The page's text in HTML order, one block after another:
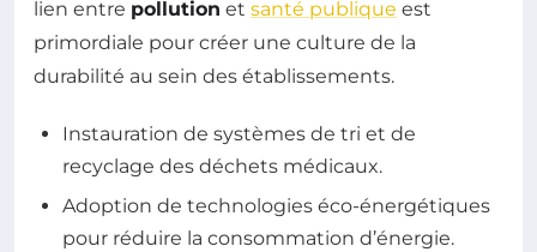
lien entre pollution et santé publique est
primordiale pour créer une culture de la
durabilité au sein des établissements.
Instauration de systèmes de tri et de
recyclage des déchets médicaux.
Adoption de technologies éco-énergétiques
pour réduire la consommation d’énergie.